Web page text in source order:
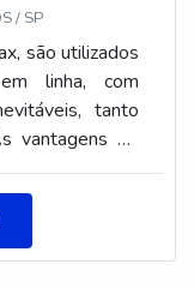
/ SP
são utilizados
linha, com
tanto
maiores
tem fácil